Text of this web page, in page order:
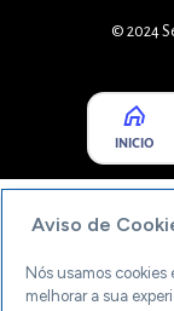
© 2024
INICIO
Aviso de
Nós usamos
melhorar a sua